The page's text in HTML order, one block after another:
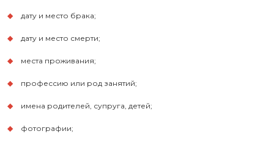
дату и место брака;
дату и место смерти;
места проживания;
профессию или род занятий;
имена родителей, супруга, детей;
фотографии;